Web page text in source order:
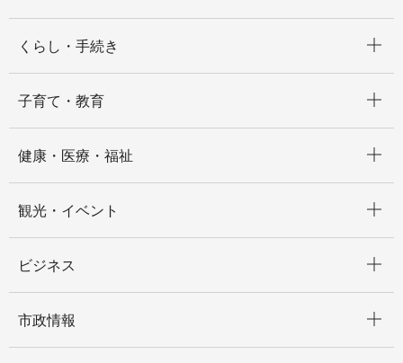
くらし・手続き
子育て・教育
健康・医療・福祉
観光・イベント
ビジネス
市政情報